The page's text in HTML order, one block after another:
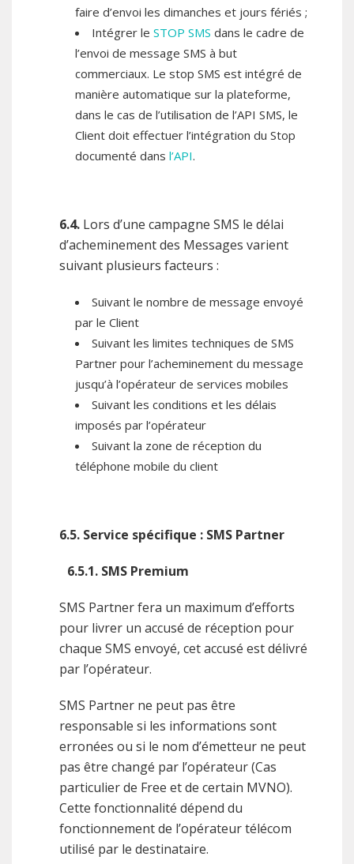
faire d’envoi les dimanches et jours fériés ;
Intégrer le STOP SMS dans le cadre de
l’envoi de message SMS à but
commerciaux. Le stop SMS est intégré de
manière automatique sur la plateforme,
dans le cas de l’utilisation de l’API SMS, le
Client doit effectuer l’intégration du Stop
documenté dans l’API.
6.4. Lors d’une campagne SMS le délai
d’acheminement des Messages varient
suivant plusieurs facteurs :
Suivant le nombre de message envoyé
par le Client
Suivant les limites techniques de SMS
Partner pour l’acheminement du message
jusqu’à l’opérateur de services mobiles
Suivant les conditions et les délais
imposés par l’opérateur
Suivant la zone de réception du
téléphone mobile du client
6.5. Service spécifique : SMS Partner
6.5.1. SMS Premium
SMS Partner fera un maximum d’efforts
pour livrer un accusé de réception pour
chaque SMS envoyé, cet accusé est délivré
par l’opérateur.
SMS Partner ne peut pas être
responsable si les informations sont
erronées ou si le nom d’émetteur ne peut
pas être changé par l’opérateur (Cas
particulier de Free et de certain MVNO).
Cette fonctionnalité dépend du
fonctionnement de l’opérateur télécom
utilisé par le destinataire.